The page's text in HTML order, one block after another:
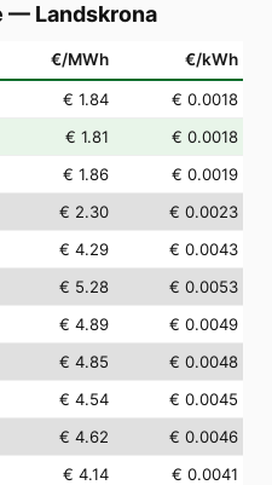
— Landskrona
€/MWh €/kWh
€ 1.84
€ 0.0018
€ 1.81
€ 0.0018
€ 1.86
€ 0.0019
€ 2.30
€ 0.0023
€ 4.29
€ 0.0043
€ 5.28
€ 0.0053
€ 4.89
€ 0.0049
€ 4.85
€ 0.0048
€ 4.54
€ 0.0045
€ 4.62
€ 0.0046
€ 4.14
€ 0.0041